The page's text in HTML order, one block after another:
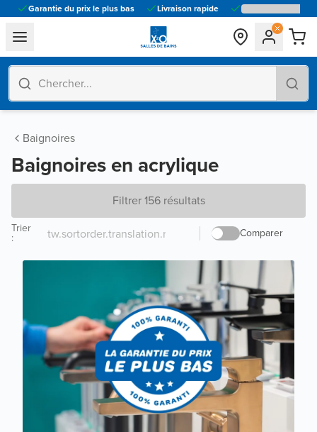
Garantie du prix le plus bas Livraison rapide
general.navigation.toggle_menu.label
Baignoires
Baignoires en acrylique
Filtrer 156 résultats
Comparer
Trier
: